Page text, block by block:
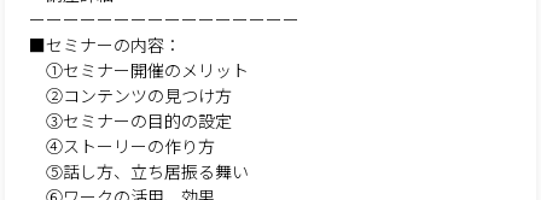
ーーーーーーーーーーーーーーーー
■セミナーの内容：
①セミナー開催のメリット
②コンテンツの見つけ方
③セミナーの目的の設定
④ストーリーの作り方
⑤話し方、立ち居振る舞い